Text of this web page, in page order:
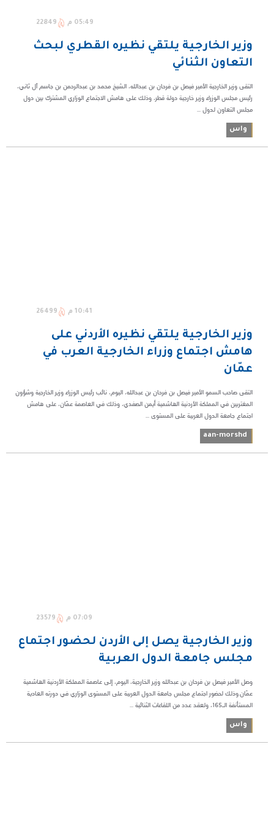
05:49 م 22849
وزير الخارجية يلتقي نظيره القطري لبحث
التعاون الثنائي
التقى وزير الخارجية الأمير فيصل بن فرحان بن عبدالله، الشيخ محمد بن عبدالرحمن بن جاسم آل ثاني،
رئيس مجلس الوزراء وزير خارجية دولة قطر، وذلك على هامش الاجتماع الوزاري المشترك بين دول
مجلس التعاون لدول ...
واس
10:41 م 26499
وزير الخارجية يلتقي نظيره الأردني على
هامش اجتماع وزراء الخارجية العرب في
عمّان
التقى صاحب السمو الأمير فيصل بن فرحان بن عبدالله، اليوم، نائب رئيس الوزراء وزير الخارجية وشؤون
المغتربين في المملكة الأردنية الهاشمية أيمن الصفدي، وذلك في العاصمة عمّان، على هامش
اجتماع جامعة الدول العربية على المستوى ...
aan-morshd
07:09 م 23579
وزير الخارجية يصل إلى الأردن لحضور اجتماع
مجلس جامعة الدول العربية
وصل الأمير فيصل بن فرحان بن عبدالله وزير الخارجية، اليوم، إلى عاصمة المملكة الأردنية الهاشمية
عمّان.وذلك لحضور اجتماع مجلس جامعة الدول العربية على المستوى الوزاري في دورته العادية
المستأنفة الـ165، ولعقد عدد من اللقاءات الثنائية ...
واس